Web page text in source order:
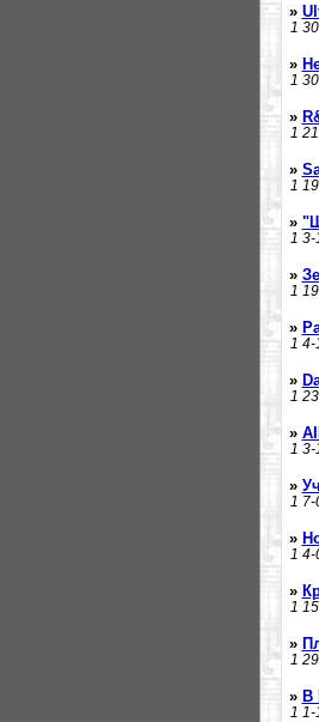
»
1
»
1
»
1
»
1
»
1 3-
»
1
»
1 4-
»
1
»
1 3-
»
1
»
1 4-
»
1
»
1
» В
1 1-